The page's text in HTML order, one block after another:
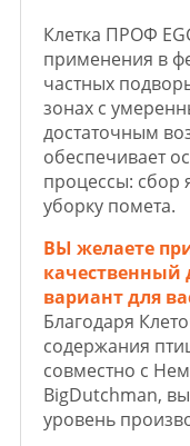
Клетка ПРОФ
применения в
частных
зонах с
достаточным
обеспечивает
процессы: сбор
уборку помета.
ВЫ желаете
качественный
вариант для
Благодаря
содержания
совместно с
BigDutchman,
уровень